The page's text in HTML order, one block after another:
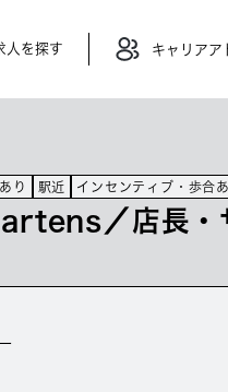
人を探す キャリアア
り 駅近 インセンティブ・歩合
／店長・